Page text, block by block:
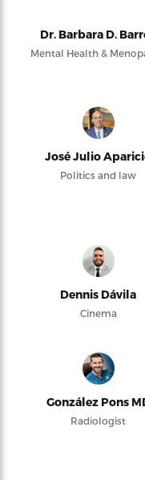
Dr. Barbara D.
Mental Health &
José Julio
Politics and law
Dennis Dávila
Cinema
González Pons
Radiologist